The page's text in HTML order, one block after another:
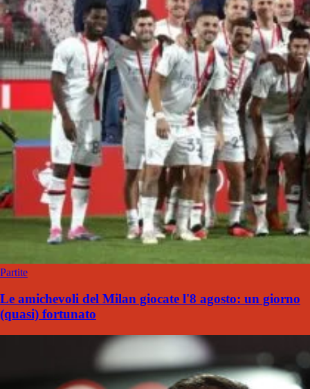
Partite
Le amichevoli del Milan giocate l'8 agosto: un giorno
(quasi) fortunato